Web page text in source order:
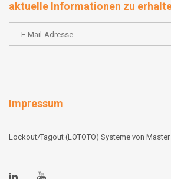
aktuelle Informationen zu
Impressum
Lockout/Tagout (LOTOTO) Systeme von